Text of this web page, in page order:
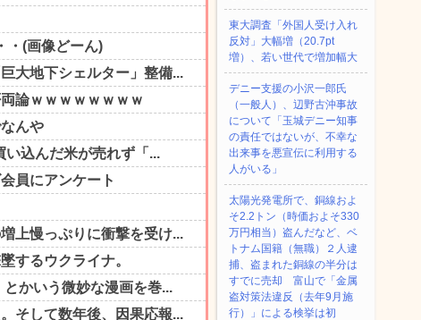
東大調査「外国人受け入れ
反対」大幅増（20.7pt
増）、若い世代で増加幅大
デニー支援の小沢一郎氏
（一般人）、辺野古沖事故
について「玉城デニー知事
の責任ではないが、不幸な
出来事を悪宣伝に利用する
人がいる」
太陽光発電所で、銅線およ
そ2.2トン（時価およそ330
万円相当）盗んだなど、ベ
トナム国籍（無職）２人逮
捕、盗まれた銅線の半分は
すでに売却 富山で「金属
盗対策法違反（去年9月施
行）」による検挙は初